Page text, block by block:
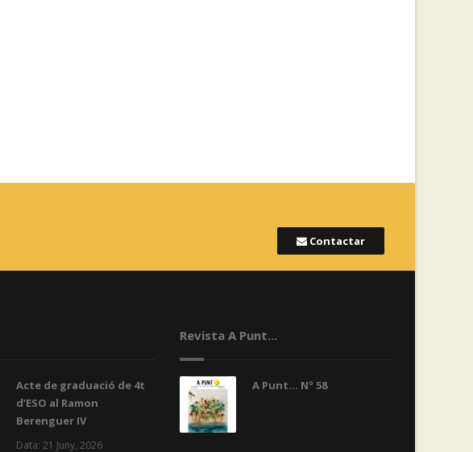
Contactar
Acte de graduació de 4t
d’ESO al Ramon
Berenguer IV
Data: 21 Juny, 2026
Revista A Punt...
A Punt... Nº 58